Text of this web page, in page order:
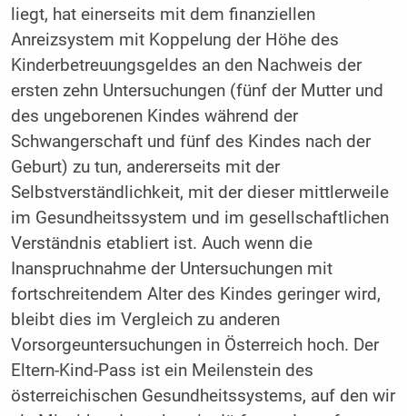
liegt, hat einerseits mit dem finanziellen
Anreizsystem mit Koppelung der Höhe des
Kinderbetreuungsgeldes an den Nachweis der
ersten zehn Untersuchungen (fünf der Mutter und
des ungeborenen Kindes während der
Schwangerschaft und fünf des Kindes nach der
Geburt) zu tun, andererseits mit der
Selbstverständlichkeit, mit der dieser mittlerweile
im Gesundheitssystem und im gesellschaftlichen
Verständnis etabliert ist. Auch wenn die
Inanspruchnahme der Untersuchungen mit
fortschreitendem Alter des Kindes geringer wird,
bleibt dies im Vergleich zu anderen
Vorsorgeuntersuchungen in Österreich hoch. Der
Eltern-Kind-Pass ist ein Meilenstein des
österreichischen Gesundheitssystems, auf den wir